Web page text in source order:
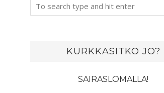
KURKKASITKO JO?
SAIRASLOMALLA!